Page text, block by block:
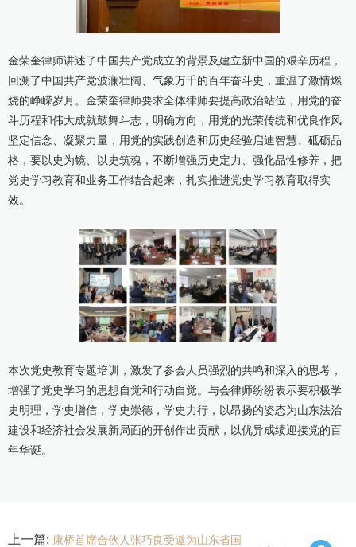
金荣奎律师讲述了中国共产党成立的背景及建立新中国的艰辛历程，
回溯了中国共产党波澜壮阔、气象万千的百年奋斗史，重温了激情燃
烧的峥嵘岁月。金荣奎律师要求全体律师要提高政治站位，用党的奋
斗历程和伟大成就鼓舞斗志，明确方向，用党的光荣传统和优良作风
坚定信念、凝聚力量，用党的实践创造和历史经验启迪智慧、砥砺品
格，要以史为镜、以史筑魂，不断增强历史定力、强化品性修养，把
党史学习教育和业务工作结合起来，扎实推进党史学习教育取得实
效。
本次党史教育专题培训，激发了参会人员强烈的共鸣和深入的思考，
增强了党史学习的思想自觉和行动自觉。与会律师纷纷表示要积极学
史明理，学史增信，学史崇德，学史力行，以昂扬的姿态为山东法治
建设和经济社会发展新局面的开创作出贡献，以优异成绩迎接党的百
年华诞。
上一篇: 康桥首席合伙人张巧良受邀为山东省国